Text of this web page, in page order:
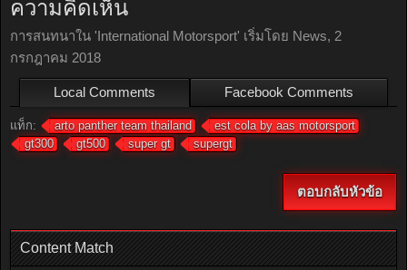
ความคิดเห็น
การสนทนาใน 'International Motorsport' เริ่มโดย News, 2
กรกฎาคม 2018
Local Comments Facebook Comments
แท็ก: arto panther team thailand
est cola by aas motorsport
gt300
gt500 super gt supergt
ตอบกลับหัวข้อ
Content Match